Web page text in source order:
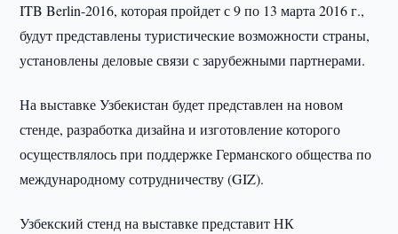
ITB Berlin-2016, которая пройдет с 9 по 13 марта 2016 г.,
будут представлены туристические возможности страны,
установлены деловые связи с зарубежными партнерами.
На выставке Узбекистан будет представлен на новом
стенде, разработка дизайна и изготовление которого
осуществлялось при поддержке Германского общества по
международному сотрудничеству (GIZ).
Узбекский стенд на выставке представит НК